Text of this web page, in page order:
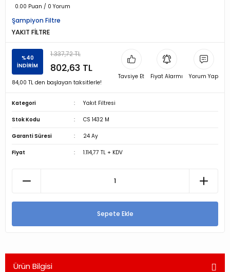
0.00 Puan / 0 Yorum
Şampiyon Filtre
YAKIT FİLTRE
%40
İNDİRİM
1.337,72 TL
802,63 TL
84,00 TL den başlayan taksitlerle!
Tavsiye Et Fiyat Alarmı Yorum Yap
Kategori Yakıt Filtresi
Stok Kodu CS 1432 M
Garanti Süresi 24 Ay
Fiyat 1.114,77 TL + KDV
Sepete Ekle
Ürün Bilgisi